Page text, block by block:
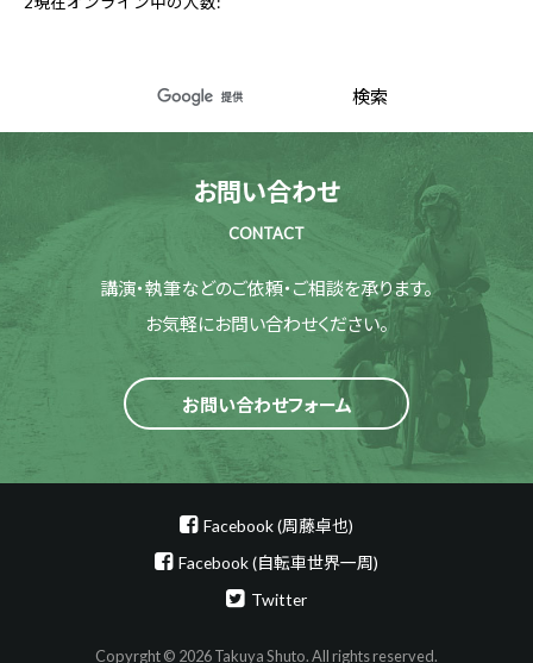
お問い合わせ
CONTACT
講演・執筆などのご依頼・ご相談を承ります。
お気軽にお問い合わせください。
お問い合わせフォーム
Facebook (周藤卓也)
Facebook (自転車世界一周)
Twitter
Copyrght © 2026 Takuya Shuto. All rights reserved.